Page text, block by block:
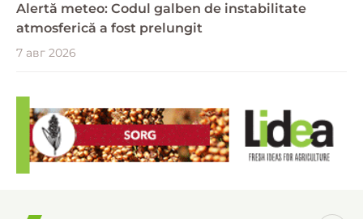
Alertă meteo: Codul galben de instabilitate
atmosferică a fost prelungit
7 авг 2026